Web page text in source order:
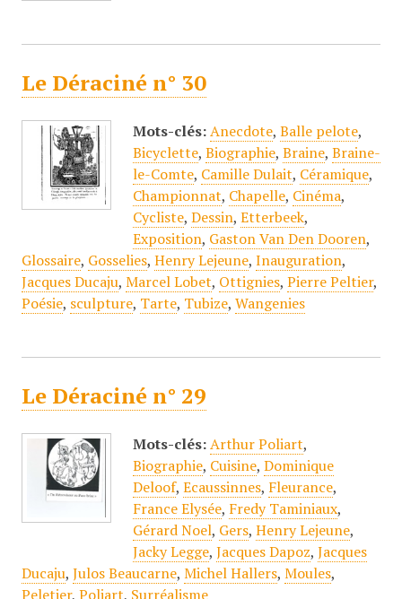
Le Déraciné n° 30
Mots-clés: Anecdote, Balle pelote,
Bicyclette, Biographie, Braine, Braine-
le-Comte, Camille Dulait, Céramique,
Championnat, Chapelle, Cinéma,
Cycliste, Dessin, Etterbeek,
Exposition, Gaston Van Den Dooren,
Glossaire, Gosselies, Henry Lejeune, Inauguration,
Jacques Ducaju, Marcel Lobet, Ottignies, Pierre Peltier,
Poésie, sculpture, Tarte, Tubize, Wangenies
Le Déraciné n° 29
Mots-clés: Arthur Poliart,
Biographie, Cuisine, Dominique
Deloof, Ecaussinnes, Fleurance,
France Elysée, Fredy Taminiaux,
Gérard Noel, Gers, Henry Lejeune,
Jacky Legge, Jacques Dapoz, Jacques
Ducaju, Julos Beaucarne, Michel Hallers, Moules,
Peletier, Poliart, Surréalisme